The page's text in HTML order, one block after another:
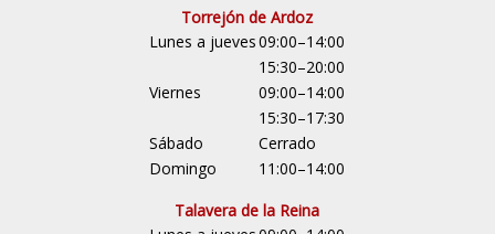
Torrejón de Ardoz
Lunes a jueves09:00–14:00
15:30–20:00
Viernes
09:00–14:00
15:30–17:30
Sábado
Cerrado
Domingo
11:00–14:00
Talavera de la Reina